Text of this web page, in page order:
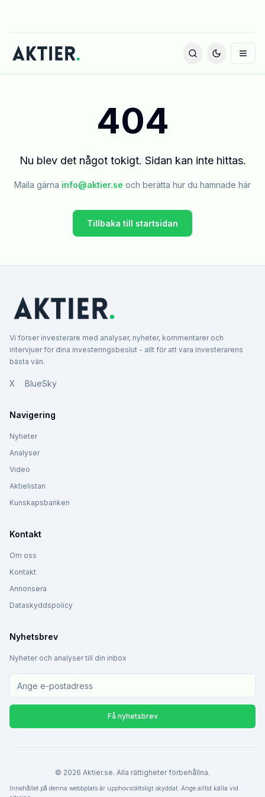
404
Nu blev det något tokigt. Sidan kan inte hittas.
Maila gärna info@aktier.se och berätta hur du hamnade här
Tillbaka till startsidan
Vi förser investerare med analyser, nyheter, kommentarer och
intervjuer för dina investeringsbeslut - allt för att vara investerarens
bästa vän.
X BlueSky
Navigering
Nyheter
Analyser
Video
Aktielistan
Kunskapsbanken
Kontakt
Om oss
Kontakt
Annonsera
Dataskyddspolicy
Nyhetsbrev
Nyheter och analyser till din inbox
Få nyhetsbrev
© 2026 Aktier.se. Alla rättigheter förbehållna.
Innehållet på denna webbplats är upphovsrättsligt skyddat. Ange alltid källa vid